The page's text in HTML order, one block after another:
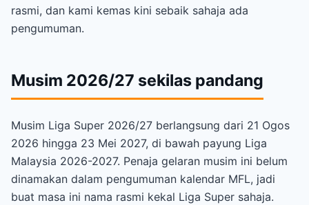
rasmi, dan kami kemas kini sebaik sahaja ada
pengumuman.
Musim 2026/27 sekilas pandang
Musim Liga Super 2026/27 berlangsung dari 21 Ogos
2026 hingga 23 Mei 2027, di bawah payung Liga
Malaysia 2026-2027. Penaja gelaran musim ini belum
dinamakan dalam pengumuman kalendar MFL, jadi
buat masa ini nama rasmi kekal Liga Super sahaja.